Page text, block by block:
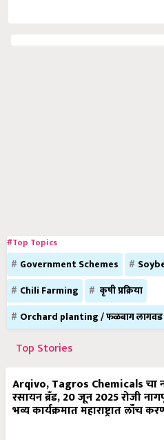
#Top Topics
Government Schemes
Chili Farming
कृषी प्रक्रिया
Orchard planting / फळबाग लागवड
Top Stories
Arqivo, Tagros Chemicals चा
रसायन ब्रँड, 20 जून 2025 रोजी
भव्य कार्यक्रमात महाराष्ट्रात लाँच